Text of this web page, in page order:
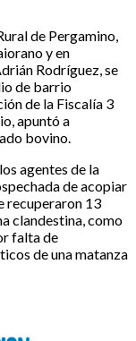
de Pergamino,
y en
Rodríguez, se
de barrio
de la Fiscalía 3
apuntó a
bovino.
agentes de la
de acopiar
recuperaron 13
clandestina, como
falta de
de una matanza